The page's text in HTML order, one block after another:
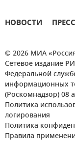
НОВОСТИ
© 2026 МИА
Сетевое издание
Федеральной
информационных
(Роскомнадзор) 08
Политика
логирования
Политика
Правила